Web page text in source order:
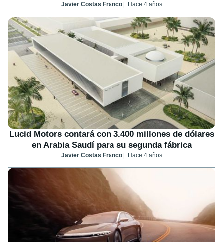
Javier Costas Franco Hace 4 años
Lucid Motors contará con 3.400 millones de dólares
en Arabia Saudí para su segunda fábrica
Javier Costas Franco Hace 4 años